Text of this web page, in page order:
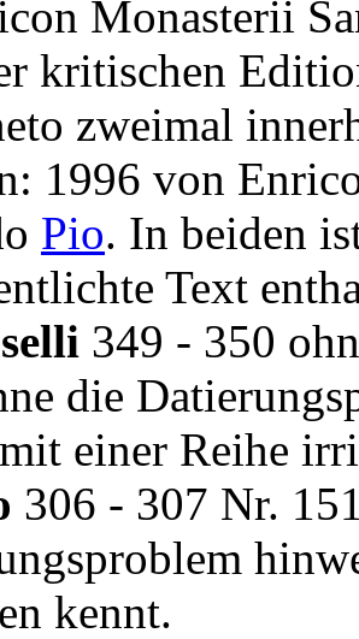
Monasterii
kritischen
zweimal
1996 von
Pio. In beiden
Text
349 - 350
die
einer Reihe
306 - 307 Nr.
kennt.